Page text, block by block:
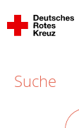
Suche